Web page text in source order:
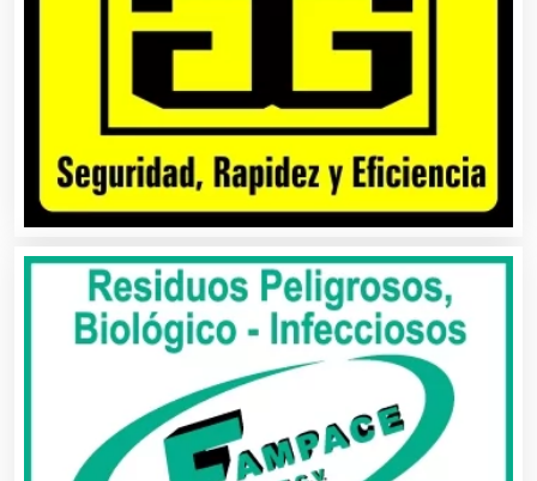
Alimentos
Almacenaje
Alquiler de Autos
Alquiler de Equipos para Fiestas
Alquiler de Sillas y Mesas
Alquiler de Trajes de Etiqueta